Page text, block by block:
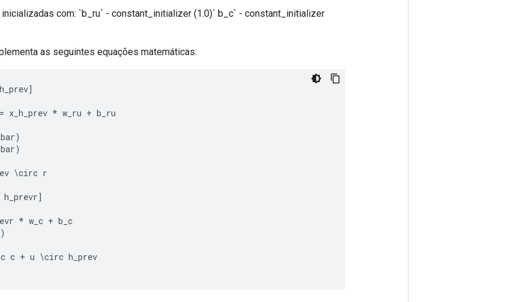
com: `b_ru` - constant_initializer (1.0)` b_c` - constant_initializer
as seguintes equações matemáticas:
h_prev]
= x_h_prev * w_ru + b_ru
)
)
\circ r
h_prevr]
* w_c + b_c
)
c + u \circ h_prev